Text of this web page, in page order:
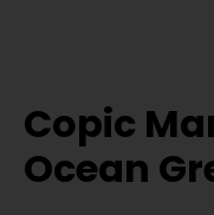
Copic
Ocean